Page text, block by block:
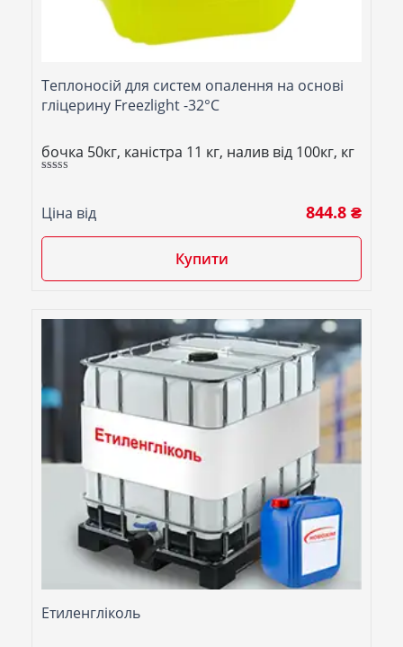
Теплоносій для систем опалення на основі
гліцерину Freezlight -32°C
бочка 50кг, каністра 11 кг, налив від 100кг, кг
Ціна від 844.8 ₴
Купити
Етиленгліколь